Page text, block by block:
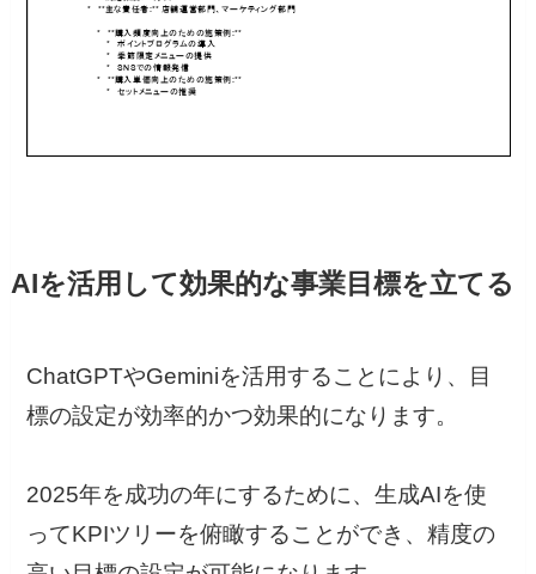
AIを活用して効果的な事業目標を立てる
ChatGPTやGeminiを活用することにより、目
標の設定が効率的かつ効果的になります。
2025年を成功の年にするために、生成AIを使
ってKPIツリーを俯瞰することができ、精度の